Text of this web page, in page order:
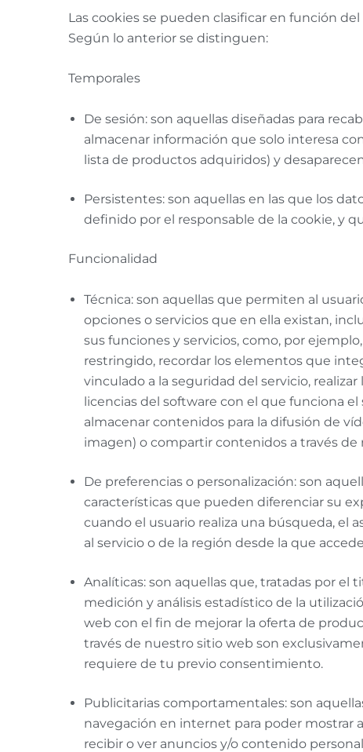
Las cookies se pueden clasificar en función
Según lo anterior se distinguen:
Temporales
De sesión: son aquellas diseñadas para
almacenar información que solo interesa
lista de productos adquiridos) y
Persistentes: son aquellas en las que los
definido por el responsable de la cookie, y
Funcionalidad
Técnica: son aquellas que permiten al
opciones o servicios que en ella existan,
sus funciones y servicios, como, por
restringido, recordar los elementos que
vinculado a la seguridad del servicio,
licencias del software con el que funciona
almacenar contenidos para la difusión de
imagen) o compartir contenidos a través de
De preferencias o personalización: son
características que pueden diferenciar su
cuando el usuario realiza una búsqueda, el
al servicio o de la región desde la que
Analíticas: son aquellas que, tratadas por
medición y análisis estadístico de la
web con el fin de mejorar la oferta de
través de nuestro sitio web son
requiere de tu previo consentimiento.
Publicitarias comportamentales: son
navegación en internet para poder mostrar
recibir o ver anuncios y/o contenido